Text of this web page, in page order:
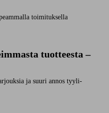
toimituksella
tuotteesta –
ja suuri annos tyyli-